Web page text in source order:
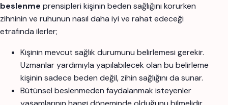
beslenme prensipleri kişinin beden sağlığını korurken
zihninin ve ruhunun nasıl daha iyi ve rahat edeceği
etrafında ilerler;
Kişinin mevcut sağlık durumunu belirlemesi gerekir.
Uzmanlar yardımıyla yapılabilecek olan bu belirleme
kişinin sadece beden değil, zihin sağlığını da sunar.
Bütünsel beslenmeden faydalanmak isteyenler